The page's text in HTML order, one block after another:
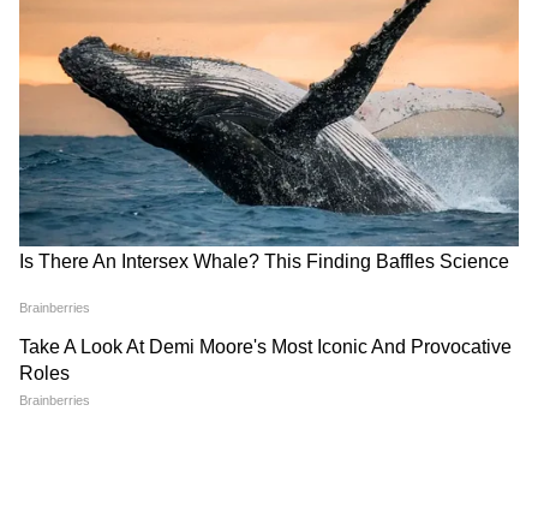
Disclaimer : इस आर्टिकल में जो भी जानकारी दी
गई है, वो ज्योतिषियों, पंचांग, धर्म ग्रंथों और
मान्यताओं पर आधारित हैं। इन जानकारियों को आप
तक पहुंचाने का हम सिर्फ एक माध्यम हैं। यूजर्स से
निवेदन है कि वो इन जानकारियों को सिर्फ सूचना ही
मानें।